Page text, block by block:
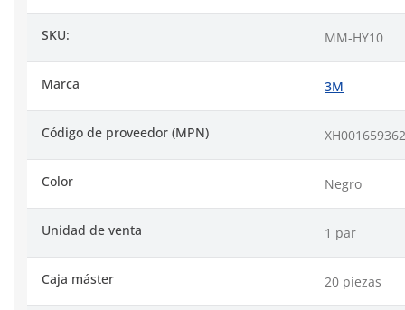
SKU: MM-HY10
Marca 3M
Código de proveedor (MPN) XH001659362
Color Negro
Unidad de venta 1 par
Caja máster 20 piezas